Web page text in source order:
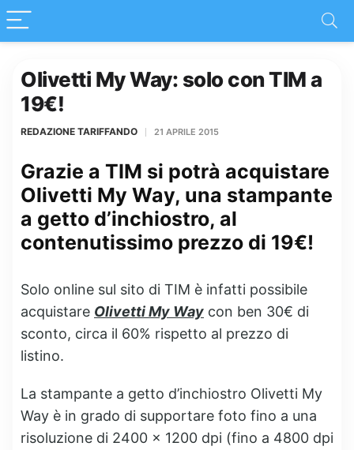
Olivetti My Way: solo con TIM a
19€!
REDAZIONE TARIFFANDO 21 APRILE 2015
Grazie a TIM si potrà acquistare
Olivetti My Way, una stampante
a getto d’inchiostro, al
contenutissimo prezzo di 19€!
Solo online sul sito di TIM è infatti possibile
acquistare Olivetti My Way con ben 30€ di
sconto, circa il 60% rispetto al prezzo di
listino.
La stampante a getto d’inchiostro Olivetti My
Way è in grado di supportare foto fino a una
risoluzione di 2400 x 1200 dpi (fino a 4800 dpi